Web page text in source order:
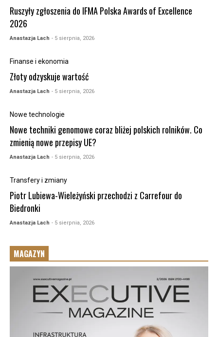
Ruszyły zgłoszenia do IFMA Polska Awards of Excellence
2026
Anastazja Lach - 5 sierpnia, 2026
Finanse i ekonomia
Złoty odzyskuje wartość
Anastazja Lach - 5 sierpnia, 2026
Nowe technologie
Nowe techniki genomowe coraz bliżej polskich rolników. Co
zmienią nowe przepisy UE?
Anastazja Lach - 5 sierpnia, 2026
Transfery i zmiany
Piotr Lubiewa-Wieleżyński przechodzi z Carrefour do
Biedronki
Anastazja Lach - 5 sierpnia, 2026
MAGAZYN